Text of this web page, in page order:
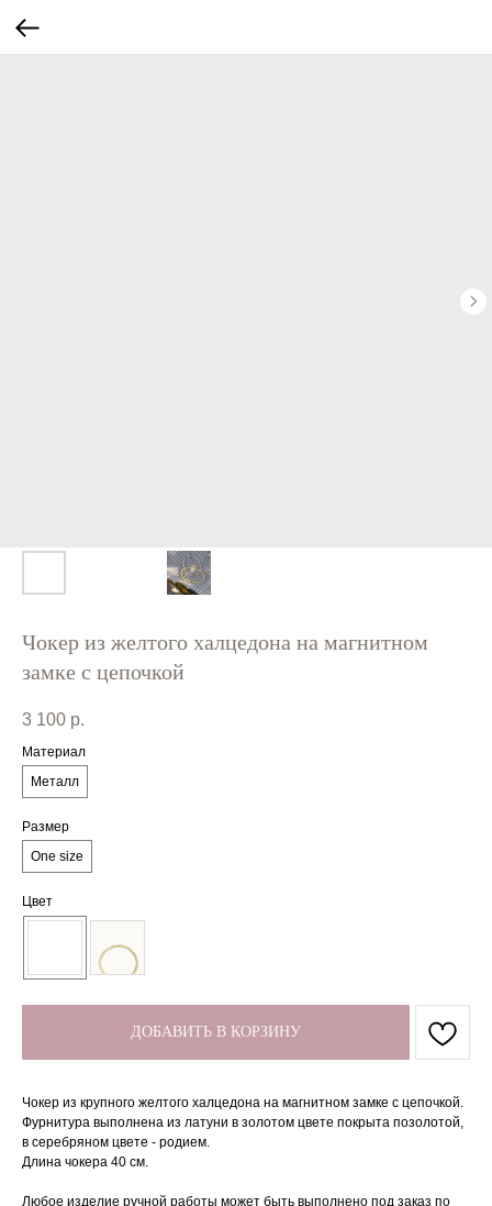
Чокер из желтого халцедона на магнитном
замке с цепочкой
3 100 р.
Материал
Металл
Размер
One size
Цвет
ДОБАВИТЬ В КОРЗИНУ
Чокер из крупного желтого халцедона на магнитном замке с цепочкой.
Фурнитура выполнена из латуни в золотом цвете покрыта позолотой,
в серебряном цвете - родием.
Длина чокера 40 см.
Любое изделие ручной работы может быть выполнено под заказ по